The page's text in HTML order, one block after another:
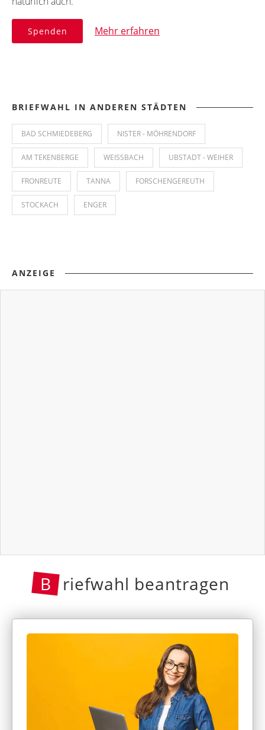
Spenden Mehr erfahren
BRIEFWAHL IN ANDEREN STÄDTEN
BAD SCHMIEDEBERG NISTER - MÖHRENDORF
AM TEKENBERGE WEISSBACH UBSTADT - WEIHER
FRONREUTE TANNA FORSCHENGEREUTH
STOCKACH ENGER
ANZEIGE
B riefwahl beantragen